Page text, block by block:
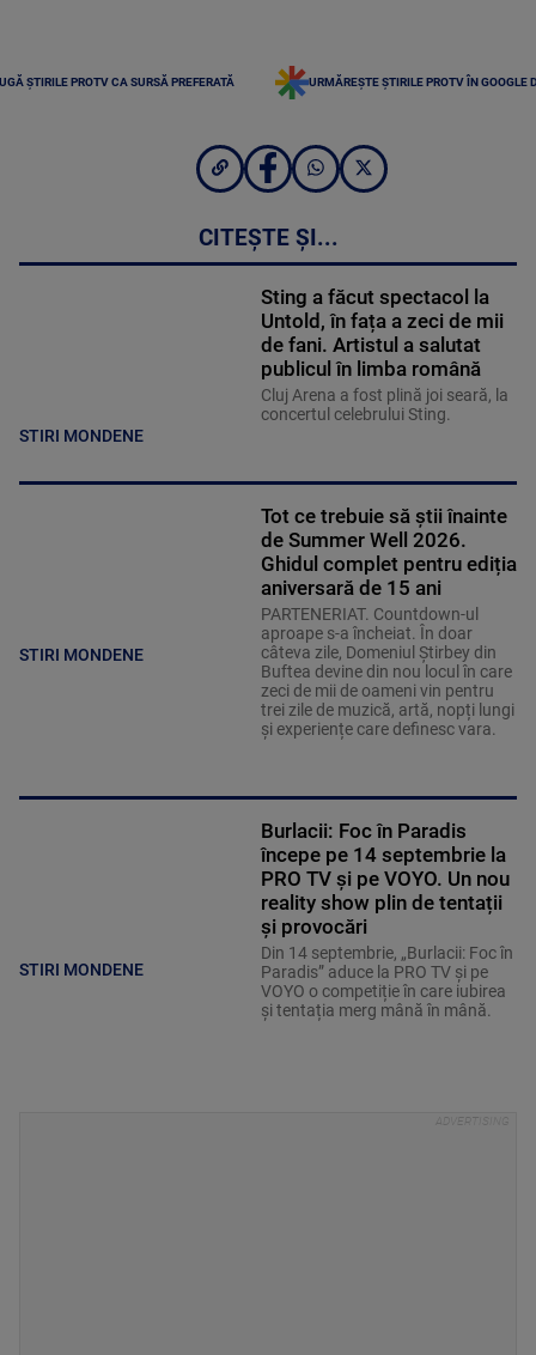
ȘTIRILE PROTV CA SURSĂ PREFERATĂ URMĂREȘTE ȘTIRILE PROTV ÎN GOOGLE
CITEȘTE ȘI...
STIRI MONDENE
Sting a făcut spectacol la
Untold, în fața a zeci de mii
de fani. Artistul a salutat
publicul în limba română
Cluj Arena a fost plină joi seară, la
concertul celebrului Sting.
STIRI MONDENE
Tot ce trebuie să știi înainte
de Summer Well 2026.
Ghidul complet pentru ediția
aniversară de 15 ani
PARTENERIAT. Countdown-ul
aproape s-a încheiat. În doar
câteva zile, Domeniul Știrbey din
Buftea devine din nou locul în care
zeci de mii de oameni vin pentru
trei zile de muzică, artă, nopți lungi
și experiențe care definesc vara.
STIRI MONDENE
Burlacii: Foc în Paradis
începe pe 14 septembrie la
PRO TV și pe VOYO. Un nou
reality show plin de tentații
și provocări
Din 14 septembrie, „Burlacii: Foc în
Paradis” aduce la PRO TV și pe
VOYO o competiție în care iubirea
și tentația merg mână în mână.